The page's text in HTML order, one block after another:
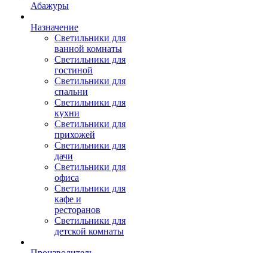
Абажуры
Назначение
Светильники для
ванной комнаты
Светильники для
гостиной
Светильники для
спальни
Светильники для
кухни
Светильники для
прихожей
Светильники для
дачи
Светильники для
офиса
Светильники для
кафе и
ресторанов
Светильники для
детской комнаты